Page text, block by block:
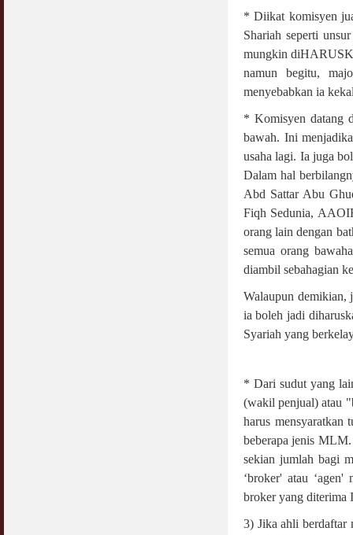
* Diikat komisyen
Shariah seperti
mungkin
namun begitu,
menyebabkan ia
* Komisyen datang
bawah. Ini
usaha lagi. Ia juga
Dalam hal
Abd Sattar Abu
Fiqh Sedunia,
orang lain dengan
semua orang
diambil sebahagian
Walaupun demikian,
ia boleh jadi
Syariah yang
* Dari sudut yang
(wakil penjual) atau
harus mensyaratkan
beberapa jenis MLM.
sekian jumlah bagi
‘broker' atau
broker yang diterima
3) Jika ahli berdaftar